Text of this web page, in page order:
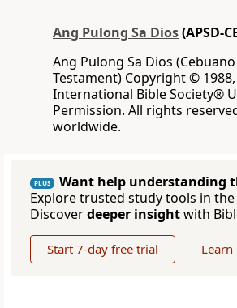
Ang Pulong Sa Dios(APSD-
Ang Pulong Sa Dios
Testament) Copyright ©
International Bible Society®
Permission. All rights
worldwide.
PLUS
Want help understanding
Explore trusted study tools in the
Discoverdeeper insightwith
Start 7-day free trial